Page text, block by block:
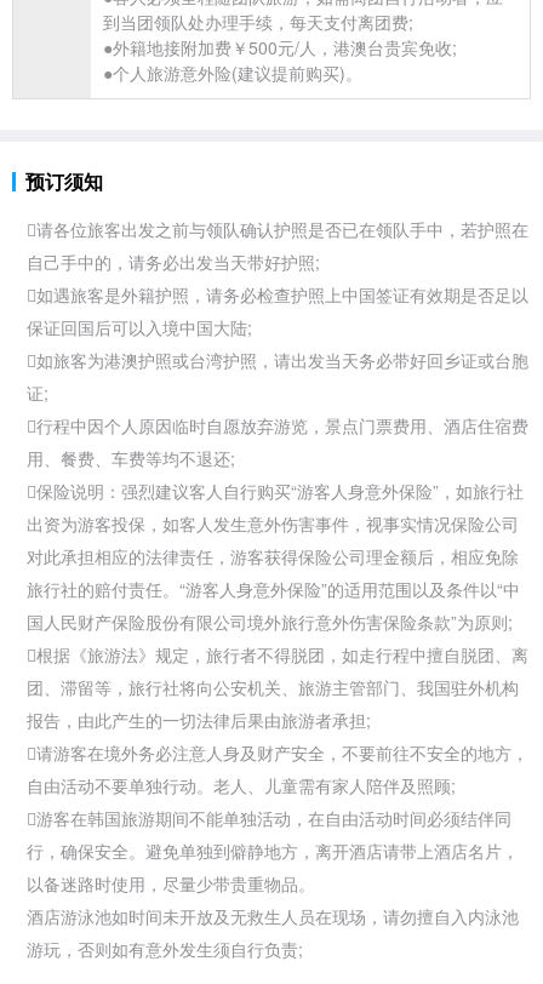
到当团领队处办理手续，每天支付离团费;
●外籍地接附加费￥500元/人， 港澳台贵宾免收;
●个人旅游意外险(建议提前购买)。
预订须知
请各位旅客出发之前与领队确认护照是否已在领队手中，若护照在
自己手中的，请务必出发当天带好护照;
如遇旅客是外籍护照，请务必检查护照上中国签证有效期是否足以
保证回国后可以入境中国大陆;
如旅客为港澳护照或台湾护照，请出发当天务必带好回乡证或台胞
证;
行程中因个人原因临时自愿放弃游览，景点门票费用、酒店住宿费
用、餐费、车费等均不退还;
保险说明：强烈建议客人自行购买“游客人身意外保险”，如旅行社
出资为游客投保，如客人发生意外伤害事件，视事实情况保险公司
对此承担相应的法律责任，游客获得保险公司理金额后，相应免除
旅行社的赔付责任。“游客人身意外保险”的适用范围以及条件以“中
国人民财产保险股份有限公司境外旅行意外伤害保险条款”为原则;
根据《旅游法》规定，旅行者不得脱团，如走行程中擅自脱团、离
团、滞留等，旅行社将向公安机关、旅游主管部门、我国驻外机构
报告，由此产生的一切法律后果由旅游者承担;
请游客在境外务必注意人身及财产安全，不要前往不安全的地方，
自由活动不要单独行动。老人、儿童需有家人陪伴及照顾;
游客在韩国旅游期间不能单独活动，在自由活动时间必须结伴同
行，确保安全。避免单独到僻静地方，离开酒店请带上酒店名片，
以备迷路时使用，尽量少带贵重物品。
酒店游泳池如时间未开放及无救生人员在现场，请勿擅自入内泳池
游玩，否则如有意外发生须自行负责;